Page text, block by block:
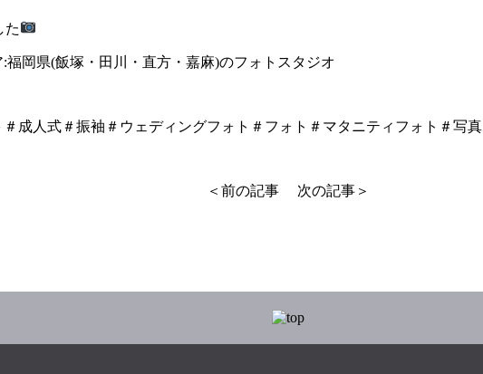
た
福岡県(飯塚・田川・直方・嘉麻)のフォトスタジオ
成人式＃振袖＃ウェディングフォト＃フォト＃マタニティフォト＃写真
＜前の記事 次の記事＞